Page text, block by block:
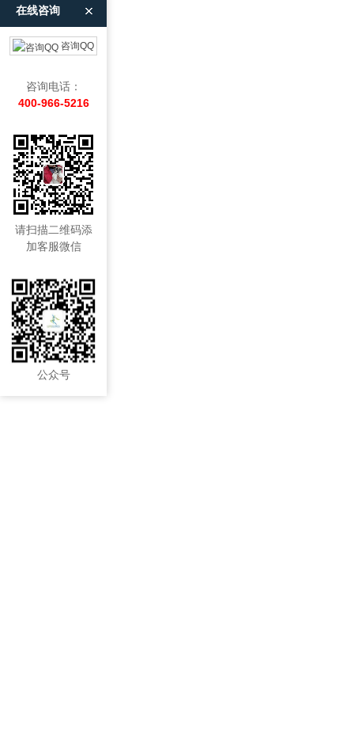
在线咨询
咨询QQ
咨询电话：
400-966-5216
请扫描二维码添
加客服微信
公众号